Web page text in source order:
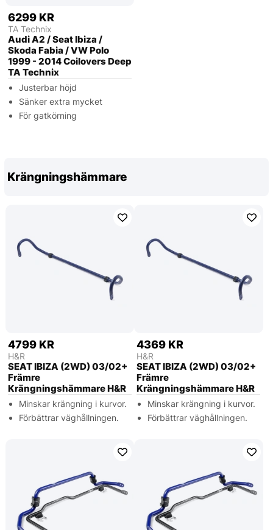
6299 KR
TA Technix
Audi A2 / Seat Ibiza /
Skoda Fabia / VW Polo
1999 - 2014 Coilovers Deep
TA Technix
Justerbar höjd
Sänker extra mycket
För gatkörning
Krängningshämmare
4799 KR
H&R
SEAT IBIZA (2WD) 03/02+
Främre
Krängningshämmare H&R
Minskar krängning i kurvor.
Förbättrar väghållningen.
4369 KR
H&R
SEAT IBIZA (2WD) 03/02+
Främre
Krängningshämmare H&R
Minskar krängning i kurvor.
Förbättrar väghållningen.